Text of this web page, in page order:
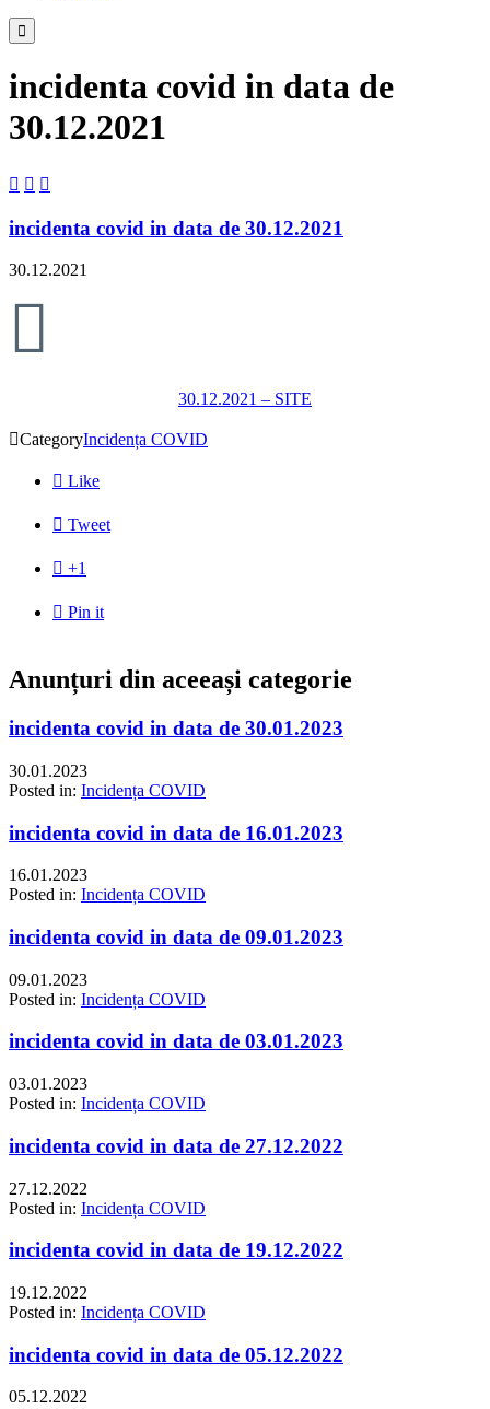

incidenta covid in data de
30.12.2021
  
incidenta covid in data de 30.12.2021
30.12.2021

30.12.2021 – SITE
CategoryIncidența COVID
 Like
 Tweet
 +1
 Pin it
Anunțuri din aceeași categorie
incidenta covid in data de 30.01.2023
30.01.2023
Posted in: Incidența COVID
incidenta covid in data de 16.01.2023
16.01.2023
Posted in: Incidența COVID
incidenta covid in data de 09.01.2023
09.01.2023
Posted in: Incidența COVID
incidenta covid in data de 03.01.2023
03.01.2023
Posted in: Incidența COVID
incidenta covid in data de 27.12.2022
27.12.2022
Posted in: Incidența COVID
incidenta covid in data de 19.12.2022
19.12.2022
Posted in: Incidența COVID
incidenta covid in data de 05.12.2022
05.12.2022